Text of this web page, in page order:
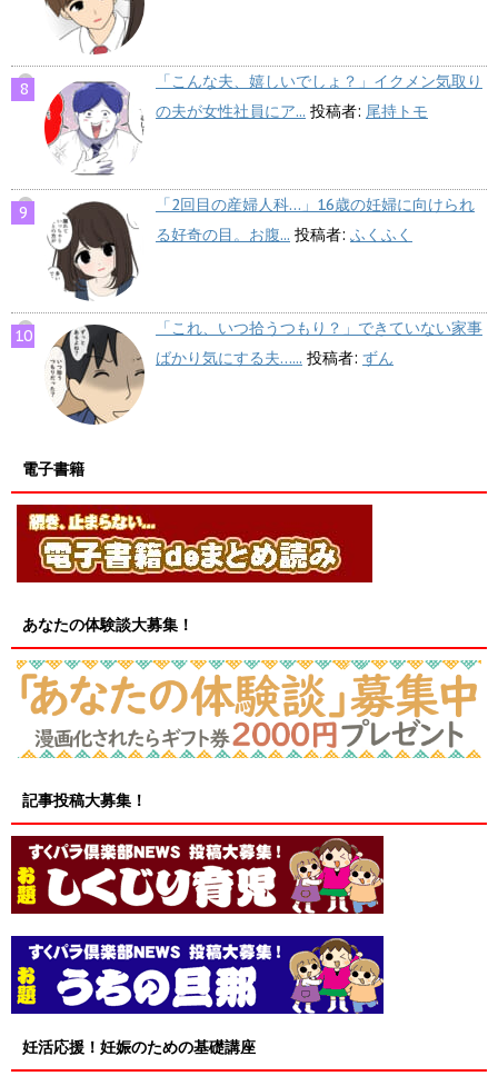
「こんな夫、嬉しいでしょ？」イクメン気取り
の夫が女性社員にア... 投稿者: 尾持トモ
「2回目の産婦人科…」16歳の妊婦に向けられ
る好奇の目。お腹... 投稿者: ふくふく
「これ、いつ拾うつもり？」できていない家事
ばかり気にする夫…... 投稿者: ずん
電子書籍
あなたの体験談大募集！
記事投稿大募集！
妊活応援！妊娠のための基礎講座